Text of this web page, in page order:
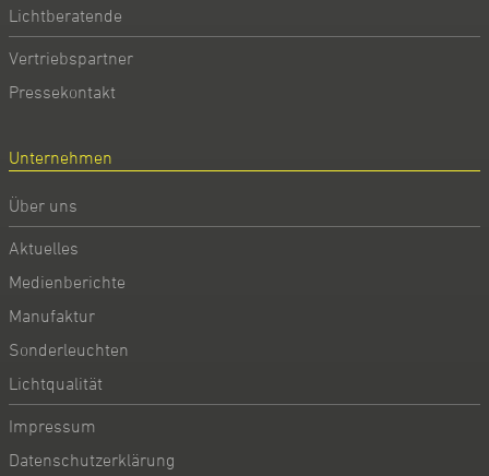
Lichtberatende
Vertriebspartner
Pressekontakt
Unternehmen
Über uns
Aktuelles
Medienberichte
Manufaktur
Sonderleuchten
Lichtqualität
Impressum
Datenschutzerklärung